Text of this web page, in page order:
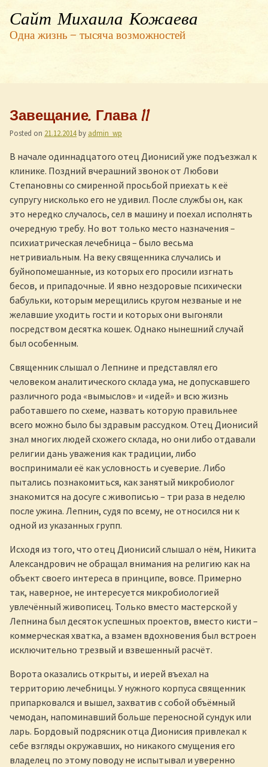
Сайт Михаила Кожаева
Одна жизнь — тысяча возможностей
Завещание. Глава 11
Posted on 21.12.2014 by admin_wp
В начале одиннадцатого отец Дионисий уже подъезжал к
клинике. Поздний вчерашний звонок от Любови
Степановны со смиренной просьбой приехать к её
супругу нисколько его не удивил. После службы он, как
это нередко случалось, сел в машину и поехал исполнять
очередную требу. Но вот только место назначения –
психиатрическая лечебница – было весьма
нетривиальным. На веку священника случались и
буйнопомешанные, из которых его просили изгнать
бесов, и припадочные. И явно нездоровые психически
бабульки, которым мерещились кругом незваные и не
желавшие уходить гости и которых они выгоняли
посредством десятка кошек. Однако нынешний случай
был особенным.
Священник слышал о Лепнине и представлял его
человеком аналитического склада ума, не допускавшего
различного рода «вымыслов» и «идей» и всю жизнь
работавшего по схеме, назвать которую правильнее
всего можно было бы здравым рассудком. Отец Дионисий
знал многих людей схожего склада, но они либо отдавали
религии дань уважения как традиции, либо
воспринимали её как условность и суеверие. Либо
пытались познакомиться, как занятый микробиолог
знакомится на досуге с живописью – три раза в неделю
после ужина. Лепнин, судя по всему, не относился ни к
одной из указанных групп.
Исходя из того, что отец Дионисий слышал о нём, Никита
Александрович не обращал внимания на религию как на
объект своего интереса в принципе, вовсе. Примерно
так, наверное, не интересуется микробиологией
увлечённый живописец. Только вместо мастерской у
Лепнина был десяток успешных проектов, вместо кисти –
коммерческая хватка, а взамен вдохновения был встроен
исключительно трезвый и взвешенный расчёт.
Ворота оказались открыты, и иерей въехал на
территорию лечебницы. У нужного корпуса священник
припарковался и вышел, захватив с собой объёмный
чемодан, напоминавший больше переносной сундук или
ларь. Бордовый подрясник отца Дионисия привлекал к
себе взгляды окружавших, но никакого смущения его
владелец по этому поводу не испытывал и уверенно